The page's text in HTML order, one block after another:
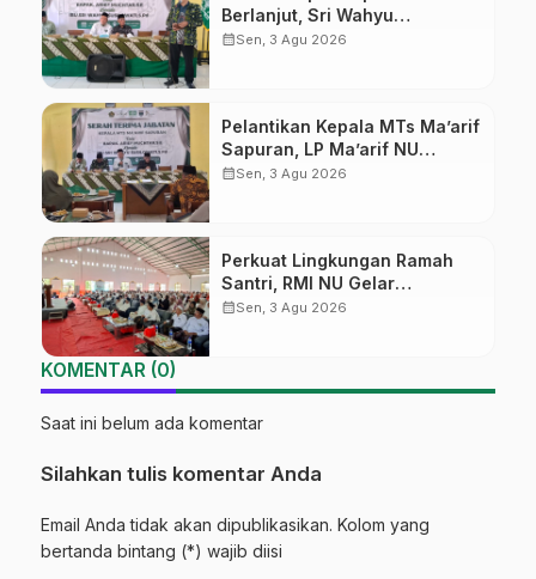
Berlanjut, Sri Wahyu
Susilowati Resmi Pimpin MTs
calendar_monthSen, 3 Agu 2026
Pelantikan Kepala MTs Ma’arif
Sapuran, LP Ma’arif NU
Wonosobo Tekankan Lima
calendar_monthSen, 3 Agu 2026
Perkuat Lingkungan Ramah
Santri, RMI NU Gelar
‘Sambang Pesantren’ di Pati
calendar_monthSen, 3 Agu 2026
KOMENTAR (0)
Saat ini belum ada komentar
Silahkan tulis komentar Anda
Email Anda tidak akan dipublikasikan. Kolom yang
bertanda bintang (*) wajib diisi